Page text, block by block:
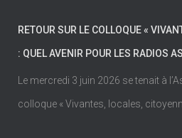
RETOUR SUR LE COLLOQUE «
: QUEL AVENIR POUR LES RADIOS
Le mercredi 3 juin 2026 se tenait à
colloque « Vivantes, locales,